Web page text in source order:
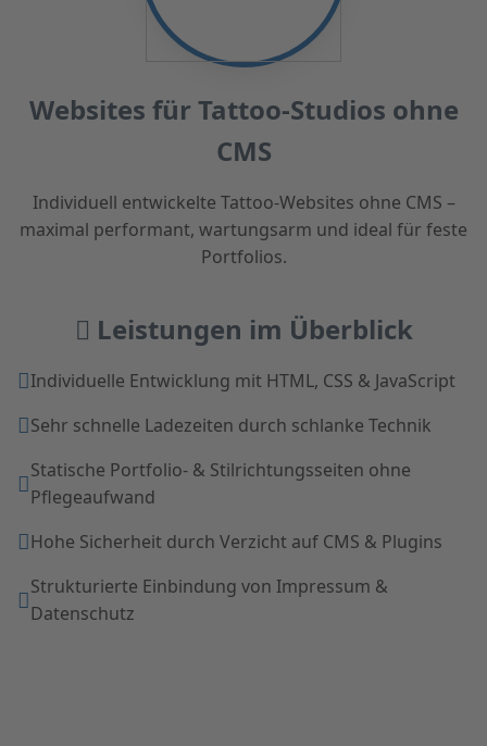
Websites für Tattoo-Studios ohne
CMS
Individuell entwickelte Tattoo-Websites ohne CMS –
maximal performant, wartungsarm und ideal für feste
Portfolios.
Leistungen im Überblick
Individuelle Entwicklung mit HTML, CSS & JavaScript
Sehr schnelle Ladezeiten durch schlanke Technik
Statische Portfolio- & Stilrichtungsseiten ohne
Pflegeaufwand
Hohe Sicherheit durch Verzicht auf CMS & Plugins
Strukturierte Einbindung von Impressum &
Datenschutz